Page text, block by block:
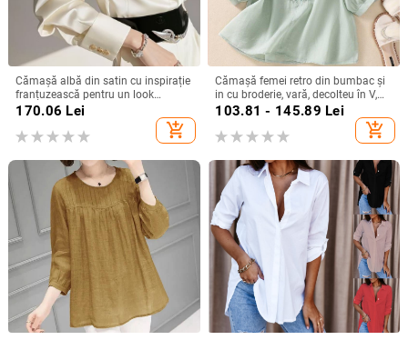
Cămașă albă din satin cu inspirație
franțuzească pentru un look
elegant la birou
170.06 Lei
add_shopping_cart
Cămașă femei retro din bumbac și
in cu broderie, vară, decolteu în V,
croială lejeră, culoare solidă,
103.81 - 145.89 Lei
add_shopping_cart